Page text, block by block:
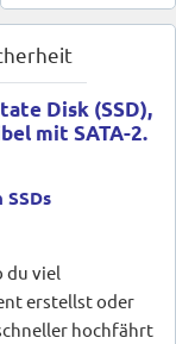
Disk (SSD),
mit SATA-2.
du viel
erstellst oder
hochfährt